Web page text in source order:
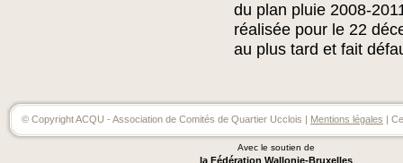
du plan pluie 2008-
réalisée pour le 22
au plus tard et fait
© Copyright ACQU - Association de Comités de Quartier Ucclois | Mentions légales |
Avec le soutien de
la Fédération Wallonie-Bruxelles